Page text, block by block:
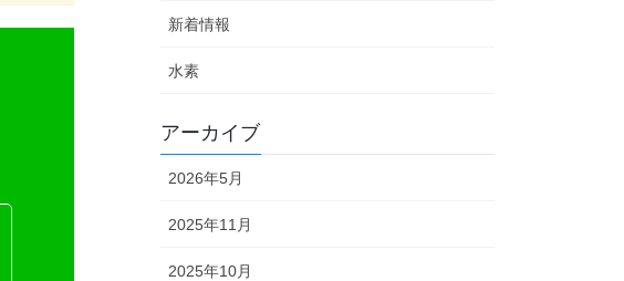
新着情報
水素
アーカイブ
2026年5月
2025年11月
2025年10月